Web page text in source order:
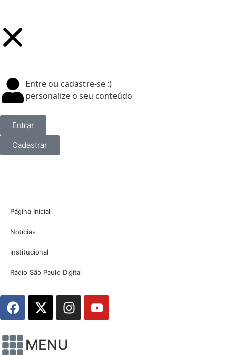
Entre ou cadastre-se :)
personalize o seu conteúdo
Entrar
Cadastrar
Página Inicial
Notícias
Institucional
Rádio São Paulo Digital
MENU